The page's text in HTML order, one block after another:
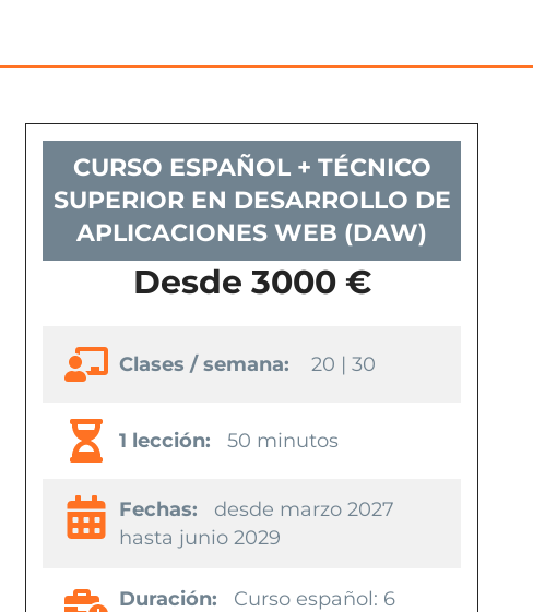
CURSO ESPAÑOL + TÉCNICO
SUPERIOR EN DESARROLLO DE
APLICACIONES WEB (DAW)
Desde 3000 €
Clases / semana: 20 | 30
1 lección: 50 minutos
Fechas:
desde marzo 2027
hasta junio 2029
Duración:
Curso español: 6